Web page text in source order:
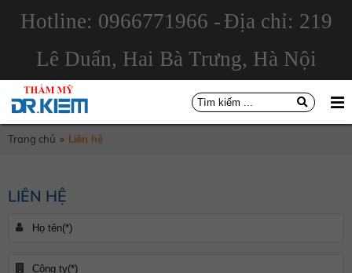
Hotline: 0966771966 - Địa chỉ: 219
Lê Duẩn, Hai Bà Trưng, Hà Nội
Trang chủ » Liên hệ
LIÊN HỆ